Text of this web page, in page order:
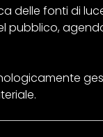
delle fonti di
pubblico,